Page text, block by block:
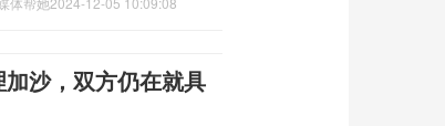
沙，双方仍在就具